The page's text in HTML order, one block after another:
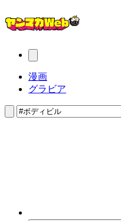
漫画
グラビア